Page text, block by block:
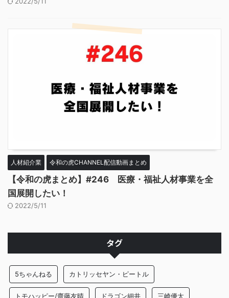
人材紹介業 令和の虎CHANNEL配信動画まとめ
【令和の虎まとめ】#246 医療・福祉人材事業を全
国展開したい！
2022/5/11
タグ
5ちゃんねる カトリッセヤン・ピートル
トモハッピー/齋藤友晴 ドラゴン細井 三崎優太